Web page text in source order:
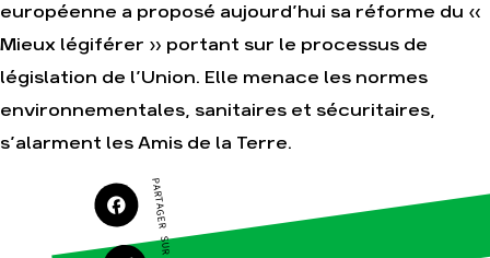
Agir
Faire un don
terrain
Agir au quotidien
campagnes
Transmettre tout ou
partie de son
patrimoine
Climat – Énergie
Agriculture
Forêts
européenne a proposé aujourd’hui sa réforme du «
Mieux légiférer » portant sur le processus de
législation de l’Union. Elle menace les normes
environnementales, sanitaires et sécuritaires,
s’alarment les Amis de la Terre.
PARTAGER SUR